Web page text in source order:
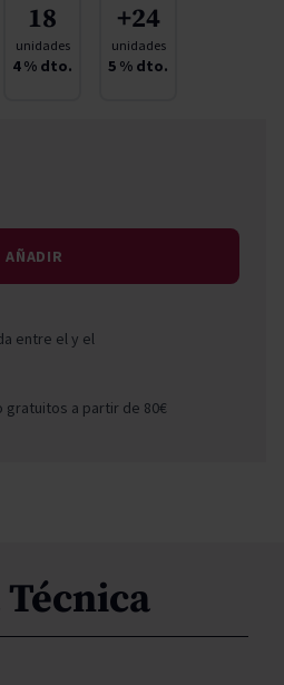
18
unidades
4% dto.
+24
unidades
5 % dto.
AÑADIR
entre ely el
gratuitos a partir de 80€